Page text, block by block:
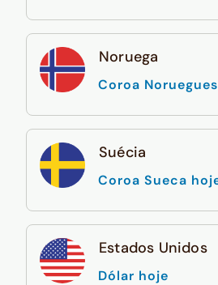
Noruega
Coroa
Suécia
Coroa Sueca
Estados Unidos
Dólar hoje